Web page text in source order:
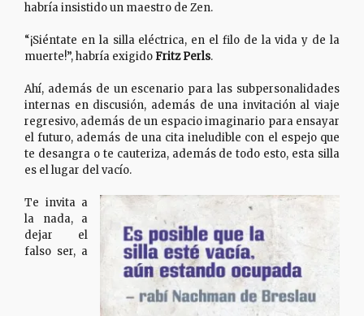
habría insistido un maestro de Zen.
“¡Siéntate en la silla eléctrica, en el filo de la vida y de la
muerte!”, habría exigido Fritz Perls.
Ahí, además de un escenario para las subpersonalidades
internas en discusión, además de una invitación al viaje
regresivo, además de un espacio imaginario para ensayar
el futuro, además de una cita ineludible con el espejo que
te desangra o te cauteriza, además de todo esto, esta silla
es el lugar del vacío.
Te invita a
la nada, a
dejar el
falso ser, a